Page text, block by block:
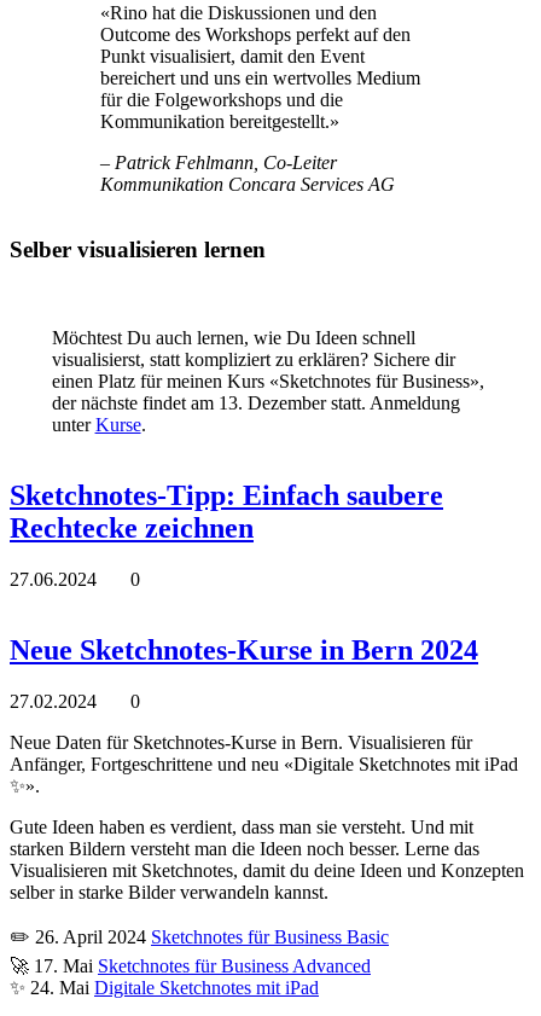
«Rino hat die Diskussionen und den
Outcome des Workshops perfekt auf den
Punkt visualisiert, damit den Event
bereichert und uns ein wertvolles Medium
für die Folgeworkshops und die
Kommunikation bereitgestellt.»
– Patrick Fehlmann, Co-Leiter
Kommunikation Concara Services AG
Selber visualisieren lernen
Möchtest Du auch lernen, wie Du Ideen schnell
visualisierst, statt kompliziert zu erklären? Sichere dir
einen Platz für meinen Kurs «Sketchnotes für Business»,
der nächste findet am 13. Dezember statt. Anmeldung
unterKurse.
Sketchnotes-Tipp: Einfach saubere
Rechtecke zeichnen
27.06.2024 0
Neue Sketchnotes-Kurse in Bern 2024
27.02.2024
0
Neue Daten für Sketchnotes-Kurse in Bern. Visualisieren für
Anfänger, Fortgeschrittene und neu «Digitale Sketchnotes mit iPad
✨».
Gute Ideen haben es verdient, dass man sie versteht. Und mit
starken Bildern versteht man die Ideen noch besser. Lerne das
Visualisieren mit Sketchnotes, damit du deine Ideen und Konzepten
selber in starke Bilder verwandeln kannst.
✏️ 26. April 2024 Sketchnotes für Business Basic
🚀 17. Mai Sketchnotes für Business Advanced
✨ 24. Mai Digitale Sketchnotes mit iPad